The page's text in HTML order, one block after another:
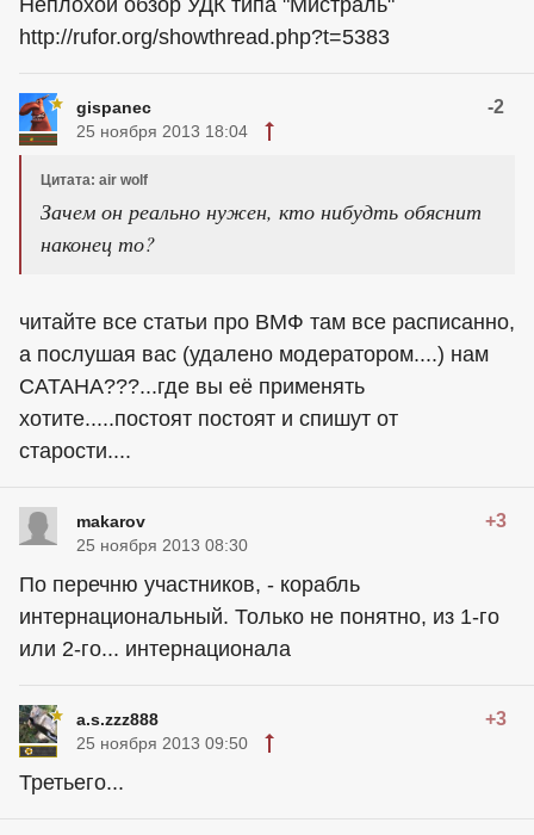
Неплохой обзор УДК типа "Мистраль"
http://rufor.org/showthread.php?t=5383
gispanec -2
25 ноября 2013 18:04
Цитата: air wolf
Зачем он реально нужен, кто нибудть обяснит
наконец то?
читайте все статьи про ВМФ там все расписанно,
а послушая вас (удалено модератором....) нам
САТАНА???...где вы её применять
хотите.....постоят постоят и спишут от
старости....
makarov +3
25 ноября 2013 08:30
По перечню участников, - корабль
интернациональный. Только не понятно, из 1-го
или 2-го... интернационала
a.s.zzz888 +3
25 ноября 2013 09:50
Третьего...